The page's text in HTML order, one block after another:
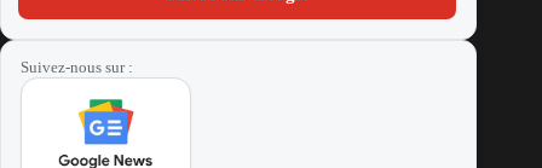
Suivez-nous sur :